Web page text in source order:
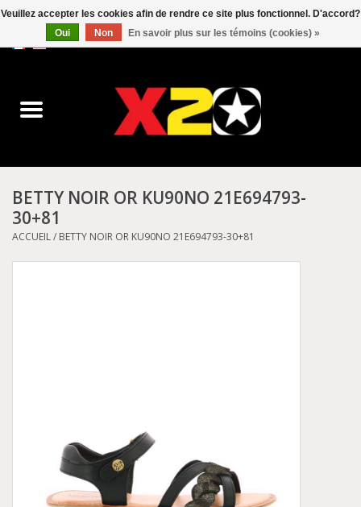
0 Articles - C$0.00
Converse
Kickers
Birkenstock
Autres marques
BETTY NOIR OR KU90NO 21E694793-
30+81
ACCUEIL/ BETTY NOIR OR KU90NO 21E694793-30+81
Veuillez accepter les cookies afin de rendre ce site plus fonctionnel. D'accord?
Oui
Non En savoir plus sur les témoins (cookies) »